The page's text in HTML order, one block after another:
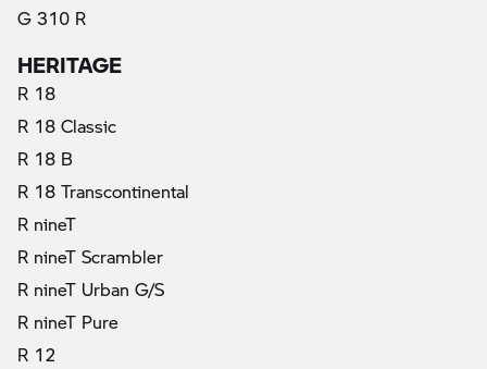
G 310 R
HERITAGE
R 18
R 18 Classic
R 18 B
R 18 Transcontinental
R nineT
R nineT Scrambler
R nineT Urban G/S
R nineT Pure
R 12